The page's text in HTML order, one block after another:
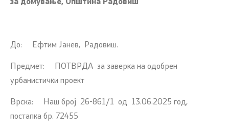
за домување, Општина Радовиш
До: Ефтим Јанев, Радовиш.
Предмет: ПОТВРДА за заверка на одобрен
урбанистички проект
Врска: Наш брoj 26-861/1 од 13.06.2025 год,
постапка бр. 72455